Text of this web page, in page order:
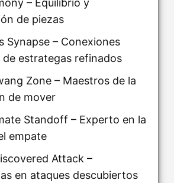
– Equilibrio y
de piezas
Synapse – Conexiones
de estrategas refinados
Zone – Maestros de la
de mover
Standoff – Experto en la
empate
Attack –
en ataques descubiertos